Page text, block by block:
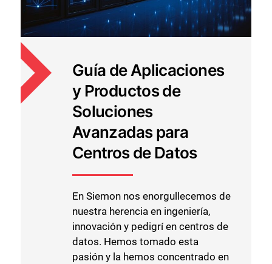
Guía de Aplicaciones
y Productos de
Soluciones
Avanzadas para
Centros de Datos
En Siemon nos enorgullecemos de
nuestra herencia en ingeniería,
innovación y pedigrí en centros de
datos. Hemos tomado esta
pasión y la hemos concentrado en